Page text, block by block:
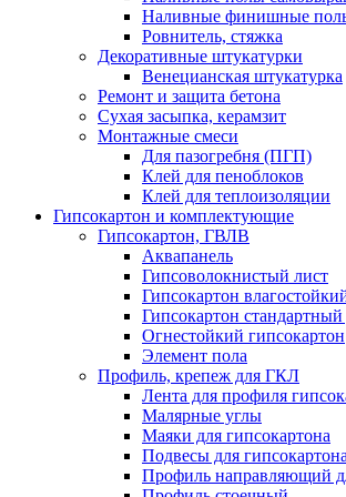
Наливные финишные
Ровнитель, стяжка
Декоративные штукатурки
Венецианская штукатурка
Ремонт и защита бетона
Сухая засыпка, керамзит
Монтажные смеси
Для пазогребня (ПГП)
Клей для пеноблоков
Клей для теплоизоляции
Гипсокартон и комплектующие
Гипсокартон, ГВЛВ
Аквапанель
Гипсоволокнистый лист
Гипсокартон
Гипсокартон
Огнестойкий гипсокартон
Элемент пола
Профиль, крепеж для ГКЛ
Лента для профиля
Малярные углы
Маяки для гипсокартона
Подвесы для гипсокартона
Профиль направляющий